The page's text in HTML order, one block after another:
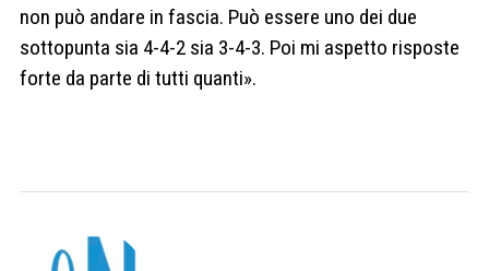
non può andare in fascia. Può essere uno dei due
sottopunta sia 4-4-2 sia 3-4-3. Poi mi aspetto risposte
forte da parte di tutti quanti».